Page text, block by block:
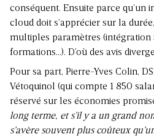
conséquent. Ensuite parce qu’un
cloud doit s’apprécier sur la
multiples paramètres (intégration
formations…). D’où des avis
Pour sa part, Pierre-Yves Colin,
Vétoquinol (qui compte 1 850
réservé sur les économies
long terme, et s’il y a un grand
s’avère souvent plus coûteux